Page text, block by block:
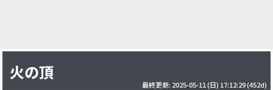
火の頂
最終更新: 2025-05-11 (日) 17:12:29(452d)